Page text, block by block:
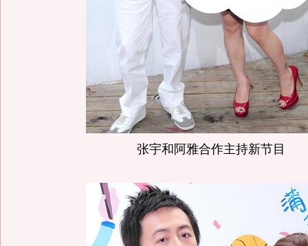
张宇和阿雅合作主持新节目